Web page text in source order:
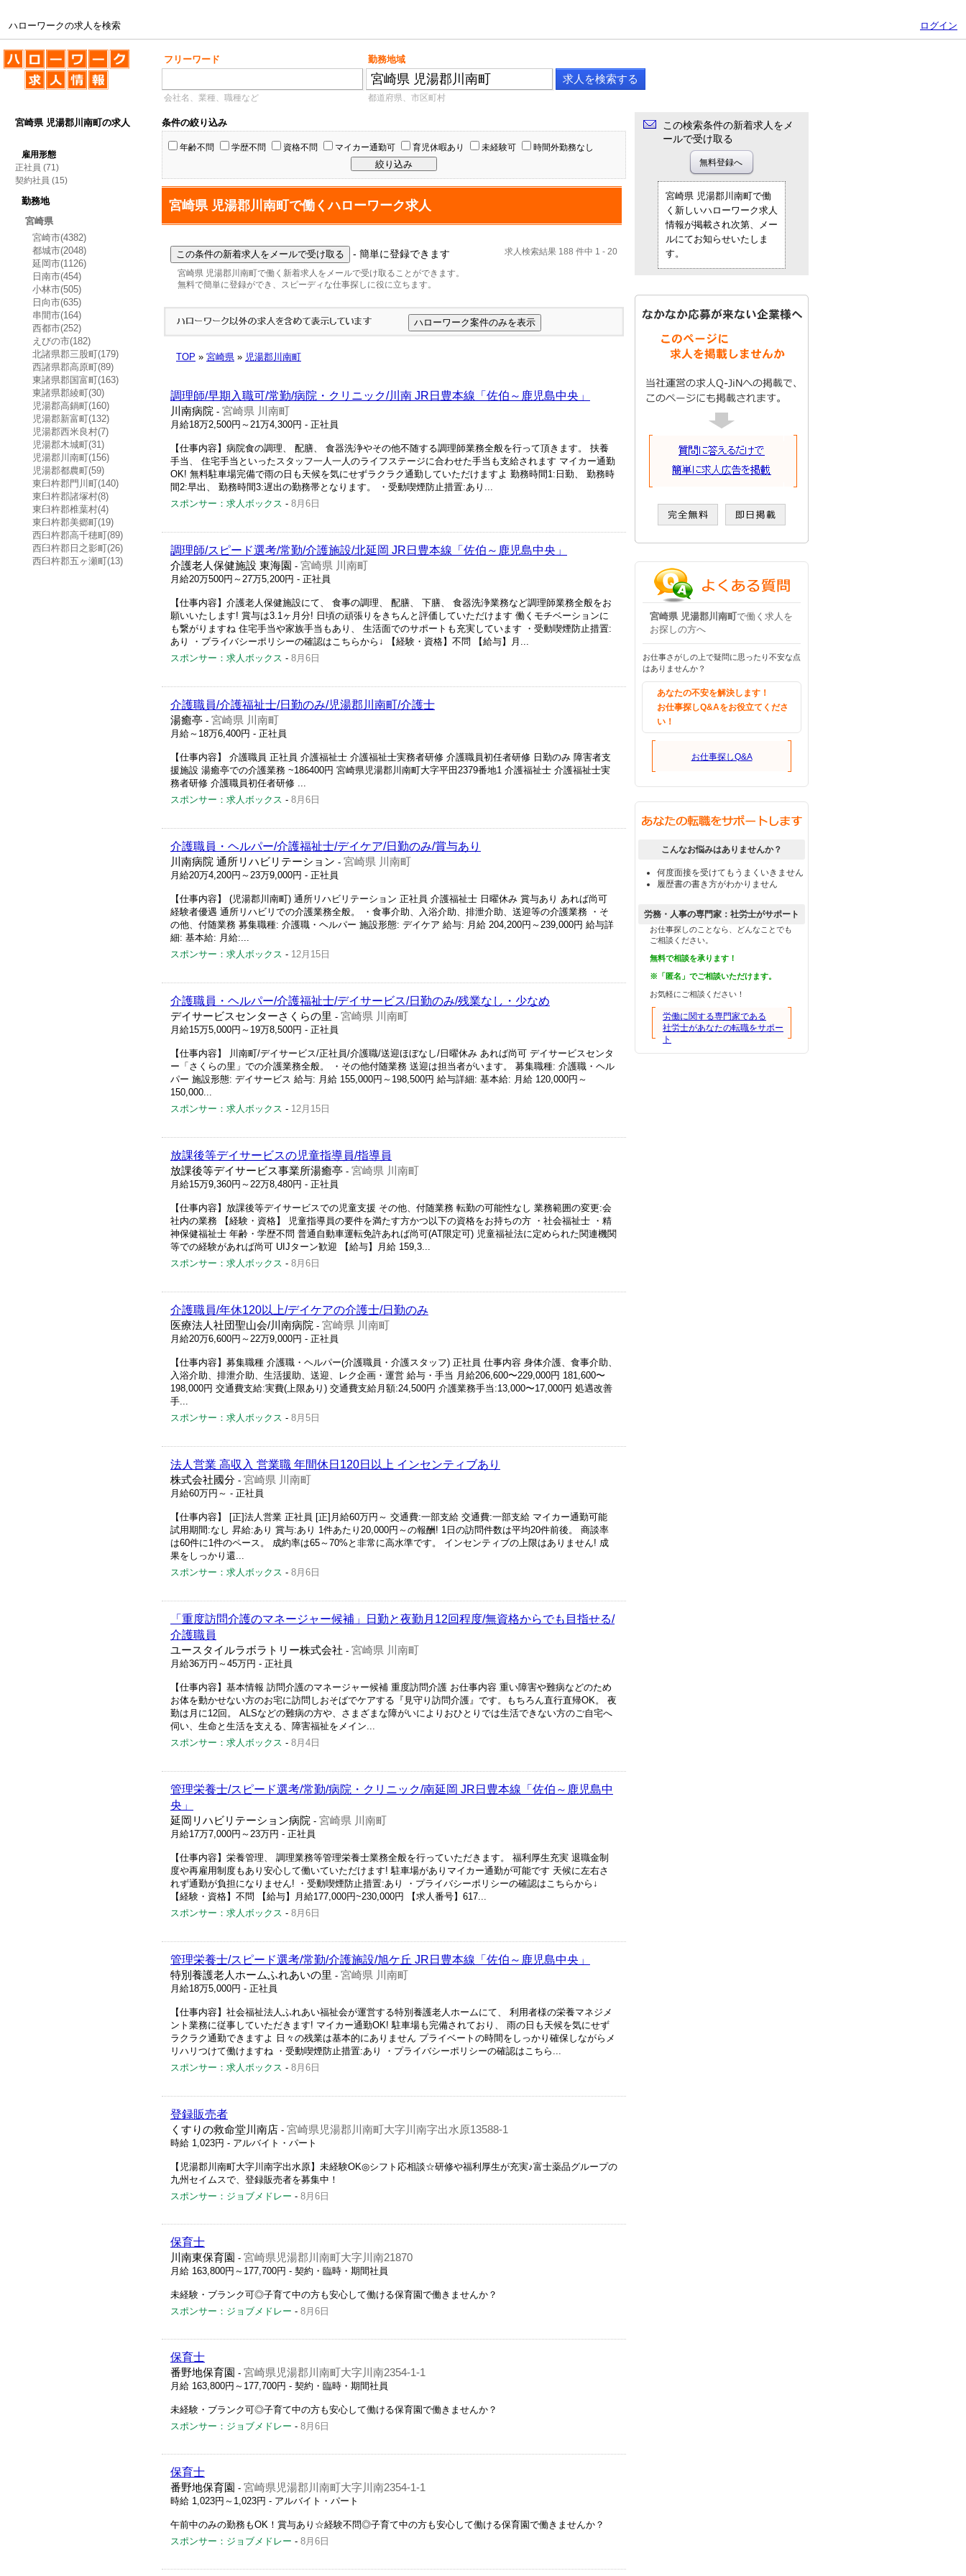
ハローワークの求人を検索 ログイン
ハローワークの求人を検索 フリーワード 勤務地域
会社名、業種、職種など 都道府県、市区町村
宮崎県 児湯郡川南町の求人
雇用形態
正社員 (71)
契約社員 (15)
勤務地
宮崎県
宮崎市(4382)
都城市(2048)
延岡市(1126)
日南市(454)
小林市(505)
日向市(635)
串間市(164)
西都市(252)
えびの市(182)
北諸県郡三股町(179)
西諸県郡高原町(89)
東諸県郡国富町(163)
東諸県郡綾町(30)
児湯郡高鍋町(160)
児湯郡新富町(132)
児湯郡西米良村(7)
児湯郡木城町(31)
児湯郡川南町(156)
児湯郡都農町(59)
東臼杵郡門川町(140)
東臼杵郡諸塚村(8)
東臼杵郡椎葉村(4)
東臼杵郡美郷町(19)
西臼杵郡高千穂町(89)
西臼杵郡日之影町(26)
西臼杵郡五ヶ瀬町(13)
条件の絞り込み
年齢不問 学歴不問 資格不問 マイカー通勤可 育児休暇あり 未経験可 時間外勤務なし
宮崎県 児湯郡川南町で働くハローワーク求人
求人検索結果 188 件中 1 - 20
- 簡単に登録できます
宮崎県 児湯郡川南町で働く新着求人をメールで受け取ることができます。
無料で簡単に登録ができ、スピーディな仕事探しに役に立ちます。
TOP » 宮崎県 » 児湯郡川南町
調理師/早期入職可/常勤/病院・クリニック/川南 JR日豊本線「佐伯～鹿児島中央」
川南病院 - 宮崎県 川南町
月給18万2,500円～21万4,300円 - 正社員
【仕事内容】病院食の調理、 配膳、 食器洗浄やその他不随する調理師業務全般を行って頂きます。 扶養
手当、 住宅手当といったスタッフ一人一人のライフステージに合わせた手当も支給されます マイカー通勤
OK! 無料駐車場完備で雨の日も天候を気にせずラクラク通勤していただけますよ 勤務時間1:日勤、 勤務時
間2:早出、 勤務時間3:遅出の勤務帯となります。 ・受動喫煙防止措置:あり...
スポンサー：求人ボックス - 8月6日
調理師/スピード選考/常勤/介護施設/北延岡 JR日豊本線「佐伯～鹿児島中央」
介護老人保健施設 東海園 - 宮崎県 川南町
月給20万500円～27万5,200円 - 正社員
【仕事内容】介護老人保健施設にて、 食事の調理、 配膳、 下膳、 食器洗浄業務など調理師業務全般をお
願いいたします! 賞与は3.1ヶ月分! 日頃の頑張りをきちんと評価していただけます 働くモチベーションに
も繋がりますね 住宅手当や家族手当もあり、 生活面でのサポートも充実しています ・受動喫煙防止措置:
あり ・プライバシーポリシーの確認はこちらから↓ 【経験・資格】不問 【給与】月...
スポンサー：求人ボックス - 8月6日
介護職員/介護福祉士/日勤のみ/児湯郡川南町/介護士
湯癒亭 - 宮崎県 川南町
月給～18万6,400円 - 正社員
【仕事内容】 介護職員 正社員 介護福祉士 介護福祉士実務者研修 介護職員初任者研修 日勤のみ 障害者支
援施設 湯癒亭での介護業務 ~186400円 宮崎県児湯郡川南町大字平田2379番地1 介護福祉士 介護福祉士実
務者研修 介護職員初任者研修 ...
スポンサー：求人ボックス - 8月6日
介護職員・ヘルパー/介護福祉士/デイケア/日勤のみ/賞与あり
川南病院 通所リハビリテーション - 宮崎県 川南町
月給20万4,200円～23万9,000円 - 正社員
【仕事内容】 (児湯郡川南町) 通所リハビリテーション 正社員 介護福祉士 日曜休み 賞与あり あれば尚可
経験者優遇 通所リハビリでの介護業務全般。 ・食事介助、入浴介助、排泄介助、送迎等の介護業務 ・そ
の他、付随業務 募集職種: 介護職・ヘルパー 施設形態: デイケア 給与: 月給 204,200円～239,000円 給与詳
細: 基本給: 月給:...
スポンサー：求人ボックス - 12月15日
介護職員・ヘルパー/介護福祉士/デイサービス/日勤のみ/残業なし・少なめ
デイサービスセンターさくらの里 - 宮崎県 川南町
月給15万5,000円～19万8,500円 - 正社員
【仕事内容】 川南町/デイサービス/正社員/介護職/送迎ほぼなし/日曜休み あれば尚可 デイサービスセンタ
ー「さくらの里」での介護業務全般。 ・その他付随業務 送迎は担当者がいます。 募集職種: 介護職・ヘル
パー 施設形態: デイサービス 給与: 月給 155,000円～198,500円 給与詳細: 基本給: 月給 120,000円～
150,000...
スポンサー：求人ボックス - 12月15日
放課後等デイサービスの児童指導員/指導員
放課後等デイサービス事業所湯癒亭 - 宮崎県 川南町
月給15万9,360円～22万8,480円 - 正社員
【仕事内容】放課後等デイサービスでの児童支援 その他、付随業務 転勤の可能性なし 業務範囲の変更:会
社内の業務 【経験・資格】 児童指導員の要件を満たす方かつ以下の資格をお持ちの方 ・社会福祉士 ・精
神保健福祉士 年齢・学歴不問 普通自動車運転免許あれば尚可(AT限定可) 児童福祉法に定められた関連機関
等での経験があれば尚可 UIJターン歓迎 【給与】月給 159,3...
スポンサー：求人ボックス - 8月6日
介護職員/年休120以上/デイケアの介護士/日勤のみ
医療法人社団聖山会/川南病院 - 宮崎県 川南町
月給20万6,600円～22万9,000円 - 正社員
【仕事内容】募集職種 介護職・ヘルパー(介護職員・介護スタッフ) 正社員 仕事内容 身体介護、食事介助、
入浴介助、排泄介助、生活援助、送迎、レク企画・運営 給与・手当 月給206,600〜229,000円 181,600〜
198,000円 交通費支給:実費(上限あり) 交通費支給月額:24,500円 介護業務手当:13,000〜17,000円 処遇改善
手...
スポンサー：求人ボックス - 8月5日
法人営業 高収入 営業職 年間休日120日以上 インセンティブあり
株式会社國分 - 宮崎県 川南町
月給60万円～ - 正社員
【仕事内容】 [正]法人営業 正社員 [正]月給60万円～ 交通費:一部支給 交通費:一部支給 マイカー通勤可能
試用期間:なし 昇給:あり 賞与:あり 1件あたり20,000円～の報酬! 1日の訪問件数は平均20件前後。 商談率
は60件に1件のペース。 成約率は65～70%と非常に高水準です。 インセンティブの上限はありません! 成
果をしっかり還...
スポンサー：求人ボックス - 8月6日
「重度訪問介護のマネージャー候補」日勤と夜勤月12回程度/無資格からでも目指せる/
介護職員
ユースタイルラボラトリー株式会社 - 宮崎県 川南町
月給36万円～45万円 - 正社員
【仕事内容】基本情報 訪問介護のマネージャー候補 重度訪問介護 お仕事内容 重い障害や難病などのため
お体を動かせない方のお宅に訪問しおそばでケアする『見守り訪問介護』です。もちろん直行直帰OK。 夜
勤は月に12回。 ALSなどの難病の方や、さまざまな障がいによりおひとりでは生活できない方のご自宅へ
伺い、生命と生活を支える、障害福祉をメイン...
スポンサー：求人ボックス - 8月4日
管理栄養士/スピード選考/常勤/病院・クリニック/南延岡 JR日豊本線「佐伯～鹿児島中
央」
延岡リハビリテーション病院 - 宮崎県 川南町
月給17万7,000円～23万円 - 正社員
【仕事内容】栄養管理、 調理業務等管理栄養士業務全般を行っていただきます。 福利厚生充実 退職金制
度や再雇用制度もあり安心して働いていただけます! 駐車場がありマイカー通勤が可能です 天候に左右さ
れず通勤が負担になりません! ・受動喫煙防止措置:あり ・プライバシーポリシーの確認はこちらから↓
【経験・資格】不問 【給与】月給177,000円~230,000円 【求人番号】617...
スポンサー：求人ボックス - 8月6日
管理栄養士/スピード選考/常勤/介護施設/旭ケ丘 JR日豊本線「佐伯～鹿児島中央」
特別養護老人ホームふれあいの里 - 宮崎県 川南町
月給18万5,000円 - 正社員
【仕事内容】社会福祉法人ふれあい福祉会が運営する特別養護老人ホームにて、 利用者様の栄養マネジメ
ント業務に従事していただきます! マイカー通勤OK! 駐車場も完備されており、 雨の日も天候を気にせず
ラクラク通勤できますよ 日々の残業は基本的にありません プライベートの時間をしっかり確保しながらメ
リハリつけて働けますね ・受動喫煙防止措置:あり ・プライバシーポリシーの確認はこちら...
スポンサー：求人ボックス - 8月6日
登録販売者
くすりの救命堂川南店 - 宮崎県児湯郡川南町大字川南字出水原13588-1
時給 1,023円 - アルバイト・パート
【児湯郡川南町大字川南字出水原】未経験OK◎シフト応相談☆研修や福利厚生が充実♪富士薬品グループの
九州セイムスで、登録販売者を募集中！
スポンサー：ジョブメドレー - 8月6日
保育士
川南東保育園 - 宮崎県児湯郡川南町大字川南21870
月給 163,800円～177,700円 - 契約・臨時・期間社員
未経験・ブランク可◎子育て中の方も安心して働ける保育園で働きませんか？
スポンサー：ジョブメドレー - 8月6日
保育士
番野地保育園 - 宮崎県児湯郡川南町大字川南2354-1-1
月給 163,800円～177,700円 - 契約・臨時・期間社員
未経験・ブランク可◎子育て中の方も安心して働ける保育園で働きませんか？
スポンサー：ジョブメドレー - 8月6日
保育士
番野地保育園 - 宮崎県児湯郡川南町大字川南2354-1-1
時給 1,023円～1,023円 - アルバイト・パート
午前中のみの勤務もOK！賞与あり☆経験不問◎子育て中の方も安心して働ける保育園で働きませんか？
スポンサー：ジョブメドレー - 8月6日
この検索条件の新着求人をメ
ールで受け取る
宮崎県 児湯郡川南町で働
く新しいハローワーク求人
情報が掲載され次第、メー
ルにてお知らせいたしま
す。
宮崎県 児湯郡川南町で働く求人を
お探しの方へ
お仕事さがしの上で疑問に思ったり不安な点
はありませんか？
あなたの不安を解決します！
お仕事探しQ&Aをお役立てくださ
い！
お仕事探しQ&A
こんなお悩みはありませんか？
何度面接を受けてもうまくいきません
履歴書の書き方がわかりません
労務・人事の専門家：社労士がサポート
お仕事探しのことなら、どんなことでも
ご相談ください。
無料で相談を承ります！
※「匿名」でご相談いただけます。
お気軽にご相談ください！
労働に関する専門家である
社労士があなたの転職をサポー
ト